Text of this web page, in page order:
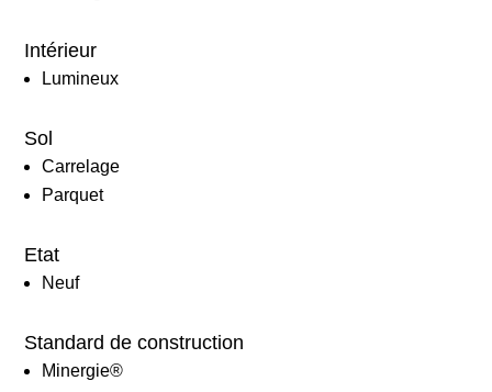
Intérieur
Lumineux
Sol
Carrelage
Parquet
Etat
Neuf
Standard de construction
Minergie®